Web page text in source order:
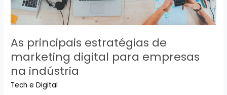
As principais estratégias de
marketing digital para empresas
na indústria
Tech e Digital